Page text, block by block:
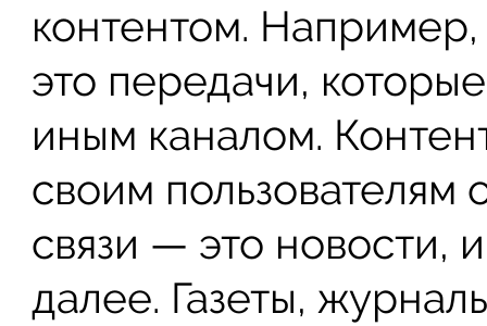
контентом.
это передачи,
иным каналом.
своим
связи — это новости,
далее. Газеты,